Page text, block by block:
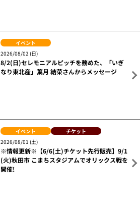
イベント
2026/08/02 (日)
8/2(日)セレモニアルピッチを務めた、「いぎ
なり東北産」葉月 結菜さんからメッセージ
イベント
チケット
2026/08/01 (土)
※情報更新※【6/6(土)チケット先行販売】9/1
(火)秋田市 こまちスタジアムでオリックス戦を
開催!